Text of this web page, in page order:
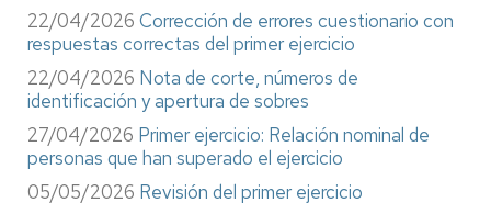
22/04/2026 Corrección de errores cuestionario con
respuestas correctas del primer ejercicio
22/04/2026 Nota de corte, números de
identificación y apertura de sobres
27/04/2026 Primer ejercicio: Relación nominal de
personas que han superado el ejercicio
05/05/2026 Revisión del primer ejercicio